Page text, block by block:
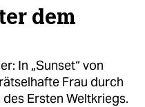
dem
In „Sunset“ von
Frau durch
Ersten Weltkriegs.